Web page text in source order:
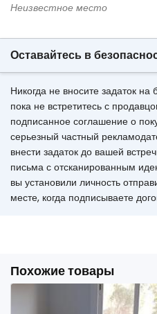
Неизвестное место
Оставайтесь в
Никогда не вносите задаток на
пока не встретитесь с
подписанное соглашение о
серьезный частный
внести задаток до вашей
письма с отсканированным
вы установили личность
месте, когда подписываете
Похожие товары